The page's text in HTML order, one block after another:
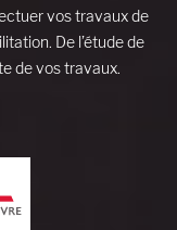
vos travaux de
De l’étude de
de vos travaux.